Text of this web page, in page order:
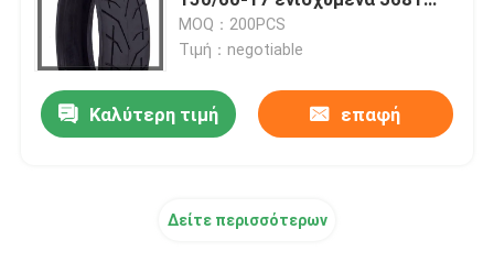
Από τη ρόδα οδικών μοτοσικλετών
Τρίκυκλη ρόδα
ελαστικά αυτοκινήτου
αθλητικών ποδηλάτων
MOQ：200PCS
Τιμή：negotiable
Καλύτερη τιμή επαφή
Δείτε περισσότερων